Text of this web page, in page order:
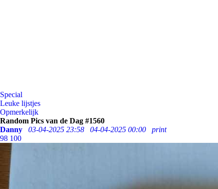
Special
Leuke lijstjes
Opmerkelijk
Random Pics van de Dag #1560
Danny
03-04-2025 23:58 04-04-2025 00:00
print
98 100